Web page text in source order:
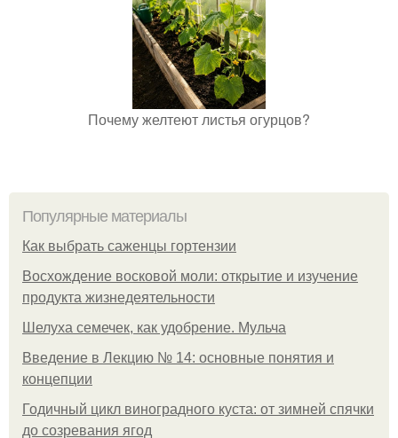
Почему желтеют листья огурцов?
Популярные материалы
Как выбрать саженцы гортензии
Восхождение восковой моли: открытие и изучение
продукта жизнедеятельности
Шелуха семечек, как удобрение. Мульча
Введение в Лекцию № 14: основные понятия и
концепции
Годичный цикл виноградного куста: от зимней спячки
до созревания ягод